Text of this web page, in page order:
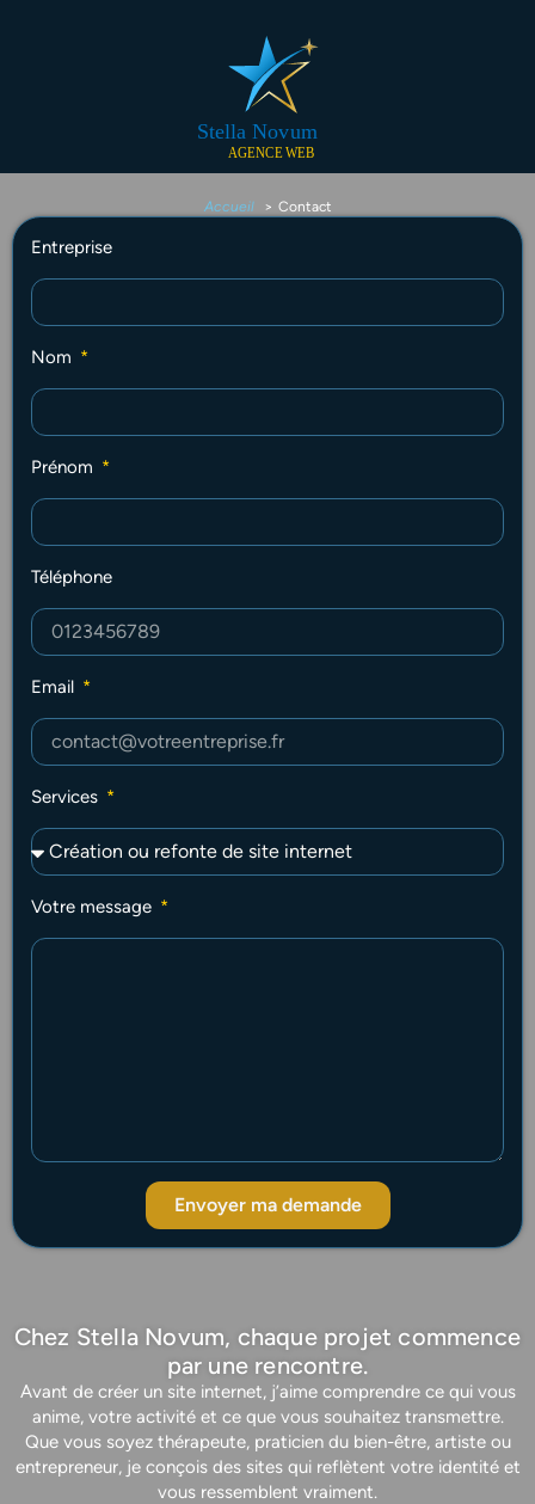
Accueil Contact
Chez Stella Novum, chaque projet commence
par une rencontre.
Avant de créer un site internet, j’aime comprendre ce qui vous
anime, votre activité et ce que vous souhaitez transmettre.
Que vous soyez thérapeute, praticien du bien-être, artiste ou
entrepreneur, je conçois des sites qui reflètent votre identité et
vous ressemblent vraiment.
Entreprise
Nom
Prénom
Téléphone
Email
Services
Votre message
Envoyer ma demande